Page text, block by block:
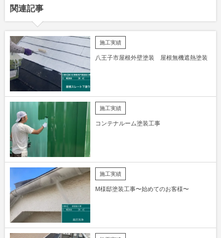
関連記事
施工実績
八王子市屋根外壁塗装 屋根無機遮熱塗装
施工実績
コンテナルーム塗装工事
施工実績
M様邸塗装工事〜始めてのお客様〜